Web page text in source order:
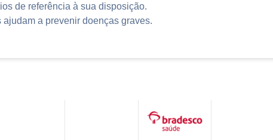
de referência à sua disposição.
a prevenir doenças graves.